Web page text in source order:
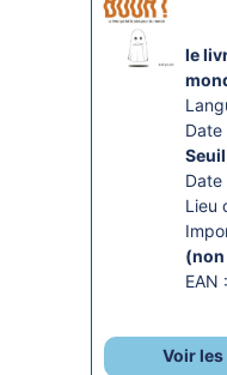
le
Date
Lieu
EAN :
Voir